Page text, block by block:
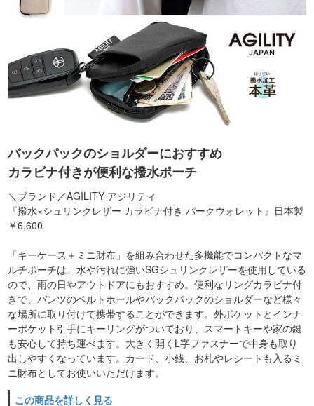
バックパックのショルダーにおすすめ
カラビナ付きが便利な撥水ポーチ
＼ブランド／AGILITY アジリティ
『撥水×シュリンクレザー カラビナ付き パークウォレット』日本製
￥6,600
「キーケース＋ミニ財布」を組み合わせた多機能でコンパクトなマ
ルチポーチは、水や汚れに強いSGシュリンクレザーを使用している
ので、雨の日やアウトドアにもおすすめ。便利なリングカラビナ付
きで、パンツのベルトホールやバックパックのショルダーなど様々
な場所に取り付けて携帯することができます。外ポケットとインナ
ーポケット引手にキーリングがついており、スマートキーや家の鍵
も安心して持ち運べます。大きく開くL字ファスナーで中身も取り
出しやすくなっています。カード、小銭、お札やレシートも入るミ
ニ財布としてお使いいただけます。
この商品を詳しく見る